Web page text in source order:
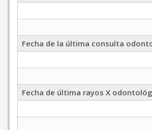
Fecha
de
última
odontológico
Fecha de la última consulta
Fecha
de
rayos
Fecha de última rayos X